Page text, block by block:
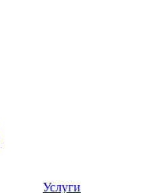
Услуги